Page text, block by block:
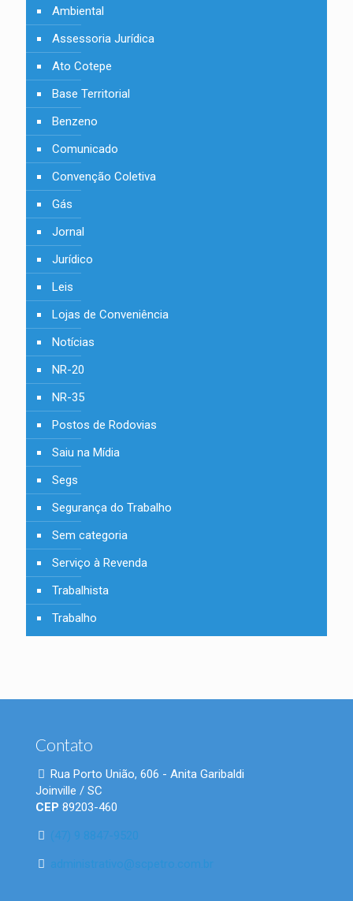
Ambiental
Assessoria Jurídica
Ato Cotepe
Base Territorial
Benzeno
Comunicado
Convenção Coletiva
Gás
Jornal
Jurídico
Leis
Lojas de Conveniência
Notícias
NR-20
NR-35
Postos de Rodovias
Saiu na Mídia
Segs
Segurança do Trabalho
Sem categoria
Serviço à Revenda
Trabalhista
Trabalho
Contato
Rua Porto União, 606 - Anita Garibaldi
Joinville / SC
CEP 89203-460
(47) 9 8847-9520
administrativo@scpetro.com.br